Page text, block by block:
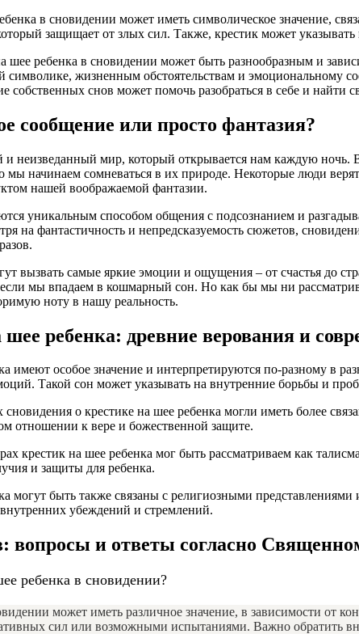
в сновидении может иметь символическое значение,
защищает от злых сил. Также, крестик может
шее ребенка в сновидении может быть разнообразным и
символике, жизненным обстоятельствам и эмоциональному
собственных снов может помочь разобраться в себе и найти
сообщение или просто фантазия?
и неизведанный мир, который открывается нам каждую
мы начинаем сомневаться в их природе. Некоторые люди
нашей воображаемой фантазии.
уникальным способом общения с подсознанием и
на фантастичность и непредсказуемость сюжетов,
вызвать самые яркие эмоции и ощущения – от счастья до
мы впадаем в кошмарный сон. Но как бы мы ни
ноту в нашу реальность.
ребенка: древние верования и
имеют особое значение и интерпретируются по-разному в
Такой сон может указывать на внутренние борьбы и
о крестике на шее ребенка могли иметь более
отношении к вере и божественной защите.
крестик на шее ребенка мог быть рассматриваем как
и защиты для ребенка.
могут быть также связаны с религиозными
убеждений и стремлений.
вопросы и ответы согласно
ребенка в сновидении?
может иметь различное значение, в зависимости от
сил или возможными испытаниями. Важно обратить